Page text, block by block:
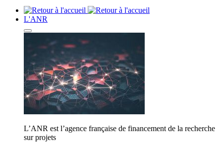
L'ANR
L’ANR est l’agence française de financement de la recherche
sur projets